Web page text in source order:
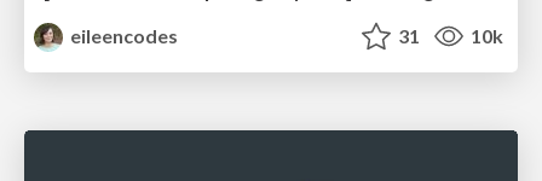
eileencodes
31 10k